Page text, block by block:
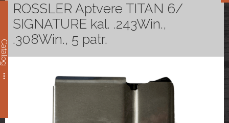
Catalog
ROSSLER Aptvere TITAN 6/
SIGNATURE kal. .243Win.,
.308Win., 5 patr.